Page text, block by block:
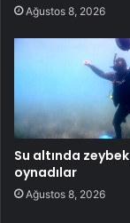
Ağustos 8, 2026
Su altında zeybek
oynadılar
Ağustos 8, 2026